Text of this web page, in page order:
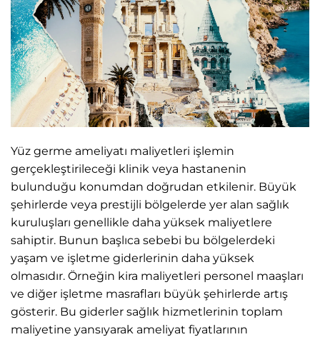
Yüz germe ameliyatı maliyetleri işlemin
gerçekleştirileceği klinik veya hastanenin
bulunduğu konumdan doğrudan etkilenir. Büyük
şehirlerde veya prestijli bölgelerde yer alan sağlık
kuruluşları genellikle daha yüksek maliyetlere
sahiptir. Bunun başlıca sebebi bu bölgelerdeki
yaşam ve işletme giderlerinin daha yüksek
olmasıdır. Örneğin kira maliyetleri personel maaşları
ve diğer işletme masrafları büyük şehirlerde artış
gösterir. Bu giderler sağlık hizmetlerinin toplam
maliyetine yansıyarak ameliyat fiyatlarının